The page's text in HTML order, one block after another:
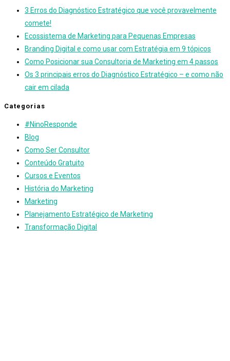
3 Erros do Diagnóstico Estratégico que você provavelmente
comete!
Ecossistema de Marketing para Pequenas Empresas
Branding Digital e como usar com Estratégia em 9 tópicos
Como Posicionar sua Consultoria de Marketing em 4 passos
Os 3 principais erros do Diagnóstico Estratégico – e como não
cair em cilada
Categorias
#NinoResponde
Blog
Como Ser Consultor
Conteúdo Gratuito
Cursos e Eventos
História do Marketing
Marketing
Planejamento Estratégico de Marketing
Transformação Digital